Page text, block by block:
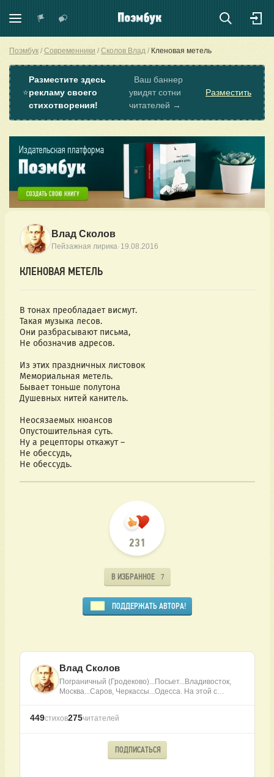
Поэмбук Современники Сколов Влад Кленовая метель
⭐
Разместите здесь
рекламу своего
стихотворения!
Ваш баннер
увидят сотни
читателей →
Разместить
Влад Сколов
Пейзажная лирика· 19.08.2016
КЛЕНОВАЯ МЕТЕЛЬ
В тонах преобладает висмут.
Такая музыка лесов.
Они разбрасывают письма,
Не обозначив адресов.
Из этих праздничных листовок
Мемориальная метель.
Бывает тоньше полутона
Душевных нитей канитель.
Неосязаемых нюансов
Опустошительная суть.
Ну а рецепторы откажут –
Не обессудь,
Не обессудь.
231
В ИЗБРАННОЕ 7
ПОДДЕРЖАТЬ АВТОРА!
Влад Сколов
Пограничный (Гродеково)...Посьет...Владивосток,
Москва...Саров, Черкассы...Одесса. На этой с…
449стихов275читателей
ПОДПИСАТЬСЯ